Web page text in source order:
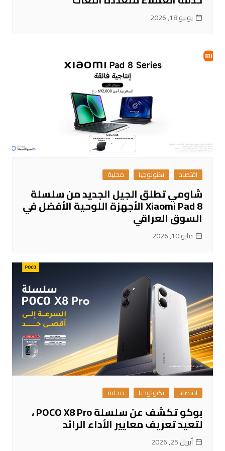
يونيو 18, 2026
اقتصاد تكنولوجيا محلية
شاومي تطلق الجيل الجديد من سلسلة
Xiaomi Pad 8 الأجهزة اللوحية الأفضل في
السوق العراقي
مايو 10, 2026
اقتصاد تكنولوجيا محلية
بوكو تكشف عن سلسلة POCO X8 Pro ،
لتعيد تعريف معايير الأداء الرائد
أبريل 25, 2026